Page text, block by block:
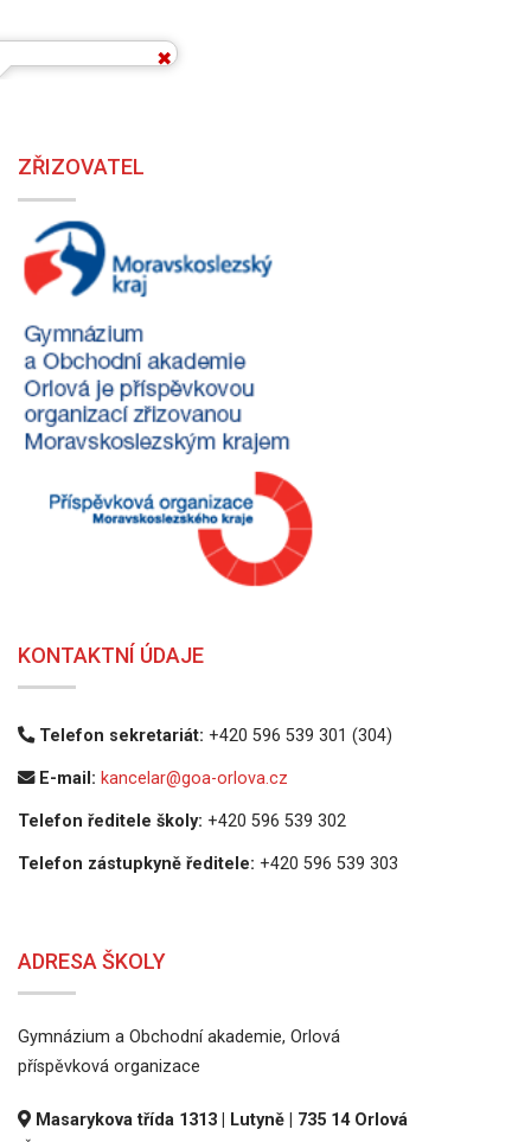
ZŘIZOVATEL
KONTAKTNÍ ÚDAJE
Telefon sekretariát: +420 596 539 301 (304)
E-mail: kancelar@goa-orlova.cz
Telefon ředitele školy: +420 596 539 302
Telefon zástupkyně ředitele: +420 596 539 303
ADRESA ŠKOLY
Gymnázium a Obchodní akademie, Orlová
příspěvková organizace
Masarykova třída 1313 | Lutyně | 735 14 Orlová